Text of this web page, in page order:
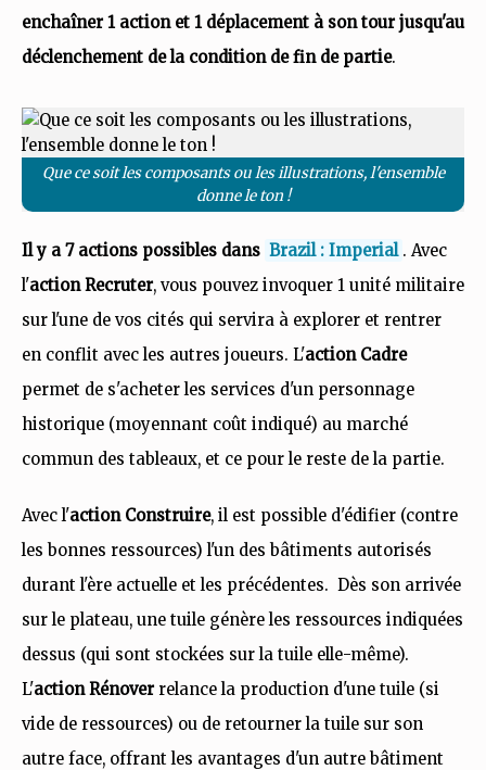
enchaîner 1 action et 1 déplacement à son tour jusqu'au
déclenchement de la condition de fin de partie.
Que ce soit les composants ou les illustrations, l'ensemble
donne le ton !
Il y a 7 actions possibles dans Brazil : Imperial . Avec
l'action Recruter, vous pouvez invoquer 1 unité militaire
sur l'une de vos cités qui servira à explorer et rentrer
en conflit avec les autres joueurs. L'action Cadre
permet de s'acheter les services d'un personnage
historique (moyennant coût indiqué) au marché
commun des tableaux, et ce pour le reste de la partie.
Avec l'action Construire, il est possible d'édifier (contre
les bonnes ressources) l'un des bâtiments autorisés
durant l'ère actuelle et les précédentes. Dès son arrivée
sur le plateau, une tuile génère les ressources indiquées
dessus (qui sont stockées sur la tuile elle-même).
L'action Rénoverrelance la production d'une tuile (si
vide de ressources) ou de retourner la tuile sur son
autre face, offrant les avantages d'un autre bâtiment